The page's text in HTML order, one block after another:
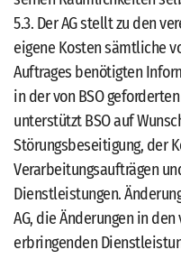
5.3. Der AG stellt zu den
eigene Kosten sämtliche
Auftrages benötigten
in der von BSO
unterstützt BSO auf
Störungsbeseitigung, der
Verarbeitungsaufträgen
Dienstleistungen.
AG, die Änderungen in den
erbringenden